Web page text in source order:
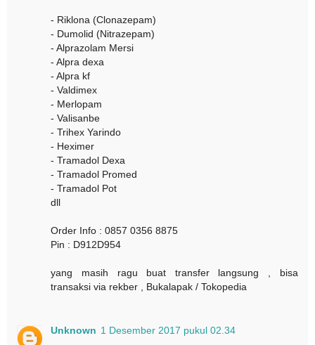
- Riklona (Clonazepam)
- Dumolid (Nitrazepam)
- Alprazolam Mersi
- Alpra dexa
- Alpra kf
- Valdimex
- Merlopam
- Valisanbe
- Trihex Yarindo
- Heximer
- Tramadol Dexa
- Tramadol Promed
- Tramadol Pot
dll
Order Info : 0857 0356 8875
Pin : D912D954
yang masih ragu buat transfer langsung , bisa
transaksi via rekber , Bukalapak / Tokopedia
Unknown 1 Desember 2017 pukul 02.34